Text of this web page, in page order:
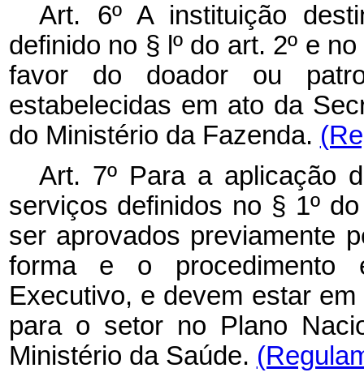
Art. 6º A instituição
definido no § lº do art. 2º e
favor do doador ou
estabelecidas em ato da
do Ministério da Fazenda.
Art. 7º Para a aplicação
serviços definidos no § 1º
ser aprovados previamente
forma e o procedimento
Executivo, e devem estar
para o setor no Plano
Ministério da Saúde.